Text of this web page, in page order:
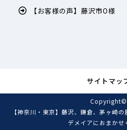
【お客様の声】藤沢市O様
サイトマッ
Copyright©
【神奈川・東京】藤沢、鎌倉、茅ヶ崎
デメイアにおまかせ